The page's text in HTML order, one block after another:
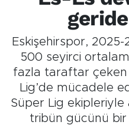
Eskişehirspor,
500 seyirci
fazla taraftar çeken
Lig’de mücadele
Süper Lig
tribün gücünü